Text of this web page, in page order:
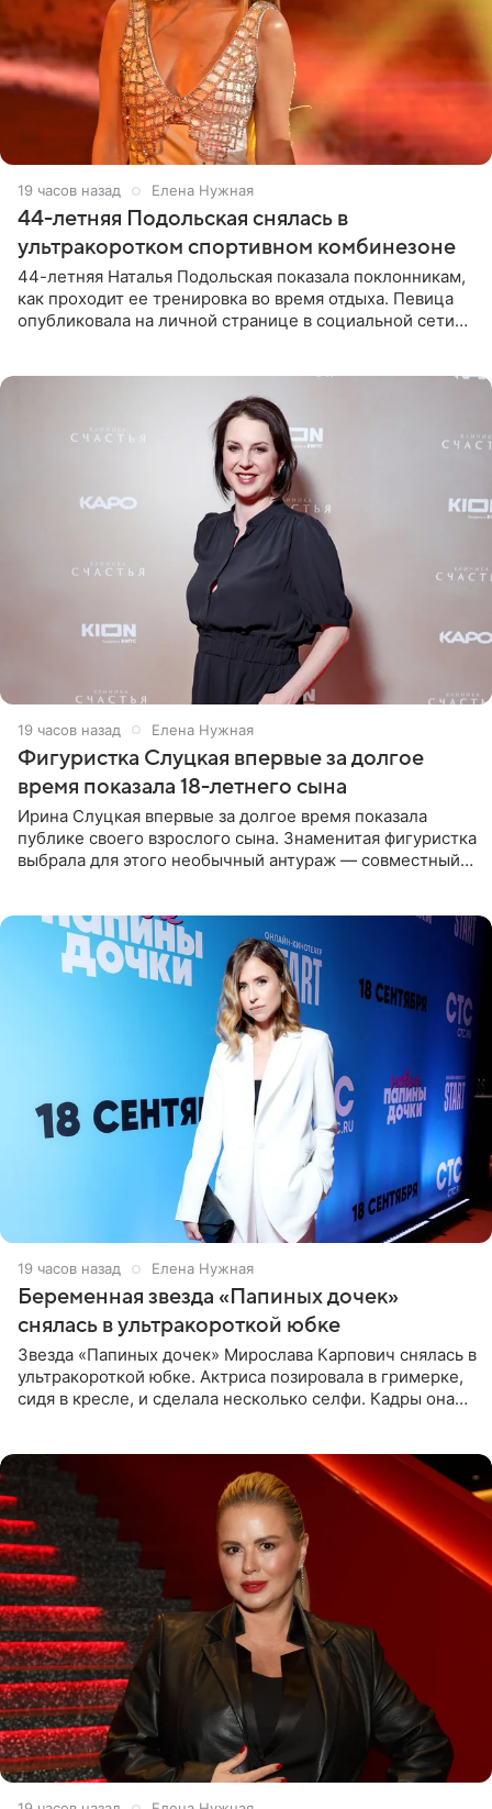
19 часов назад Елена Нужная
44-летняя Подольская снялась в
ультракоротком спортивном комбинезоне
44-летняя Наталья Подольская показала поклонникам,
как проходит ее тренировка во время отдыха. Певица
опубликовала на личной странице в социальной сети
19 часов назад Елена Нужная
Фигуристка Слуцкая впервые за долгое
время показала 18-летнего сына
Ирина Слуцкая впервые за долгое время показала
публике своего взрослого сына. Знаменитая фигуристка
выбрала для этого необычный антураж — совместный
19 часов назад Елена Нужная
Беременная звезда «Папиных дочек»
снялась в ультракороткой юбке
Звезда «Папиных дочек» Мирослава Карпович снялась в
ультракороткой юбке. Актриса позировала в гримерке,
сидя в кресле, и сделала несколько селфи. Кадры она